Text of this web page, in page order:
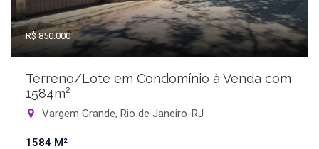
R$ 850.000
Terreno/Lote em Condomínio à Venda com
1584m²
Vargem Grande, Rio de Janeiro-RJ
1584 M²